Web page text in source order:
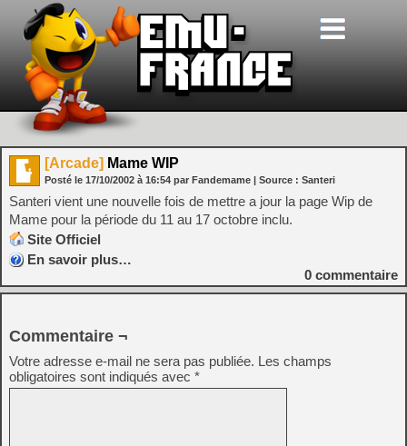
[Arcade] Mame WIP
Posté le 17/10/2002 à 16:54 par Fandemame | Source : Santeri
Santeri vient une nouvelle fois de mettre a jour la page Wip de
Mame pour la période du 11 au 17 octobre inclu.
Site Officiel
En savoir plus…
0 commentaire
Commentaire ¬
Votre adresse e-mail ne sera pas publiée. Les champs
obligatoires sont indiqués avec *